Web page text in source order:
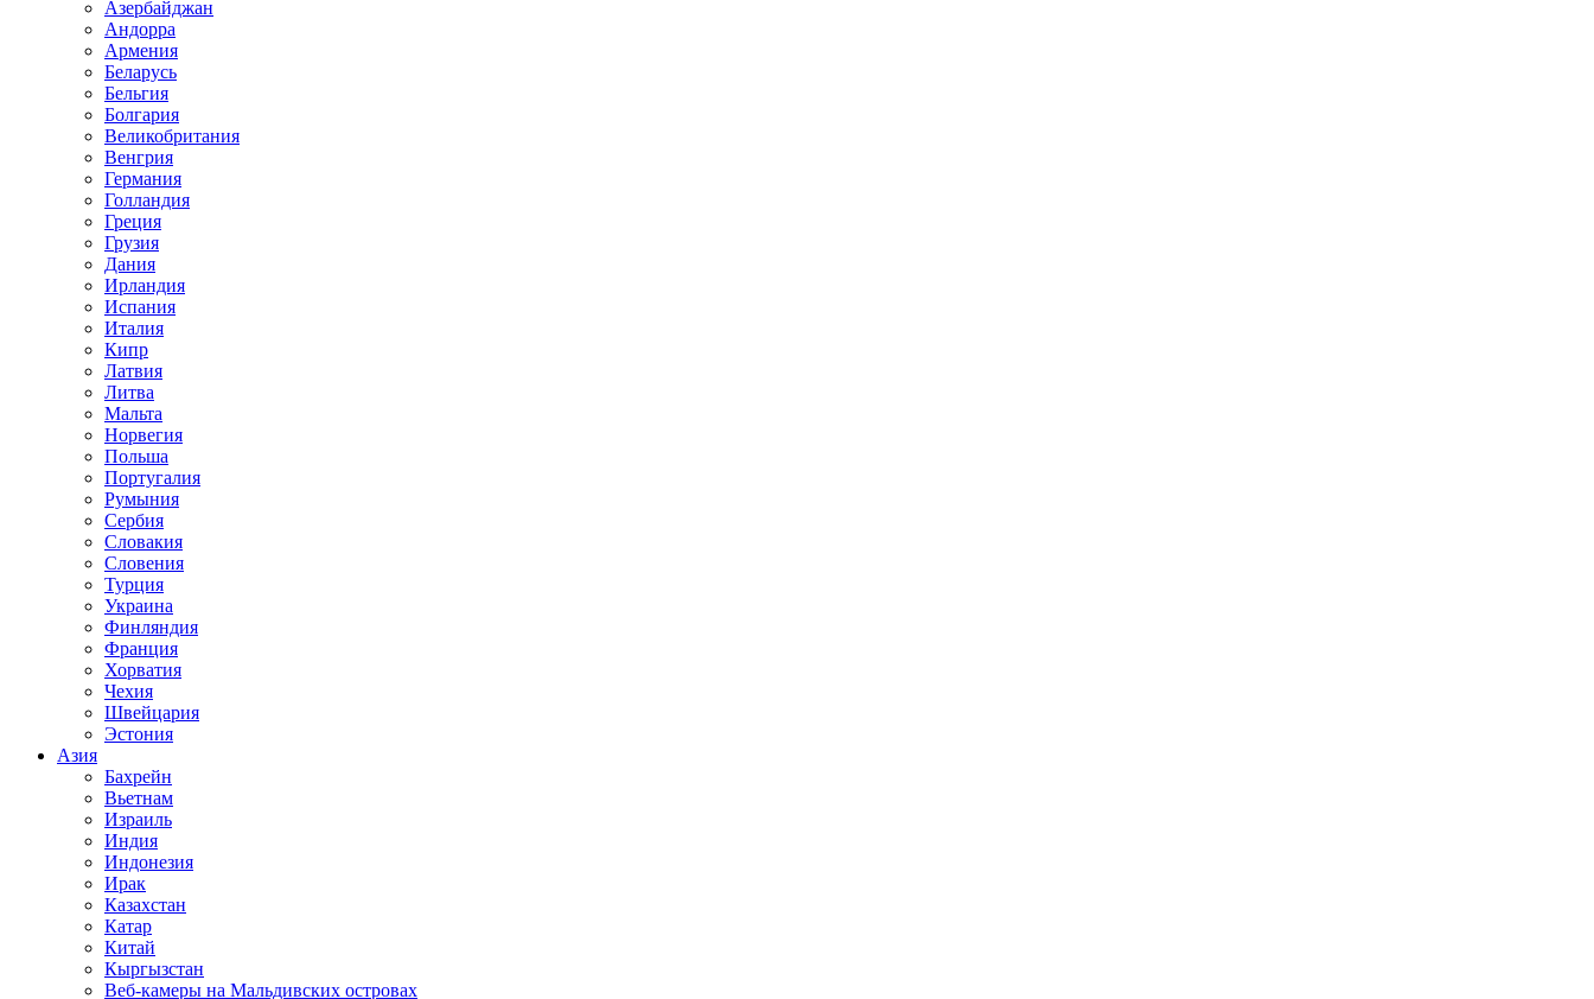
Азербайджан
Андорра
Армения
Беларусь
Бельгия
Болгария
Великобритания
Венгрия
Германия
Голландия
Греция
Грузия
Дания
Ирландия
Испания
Италия
Кипр
Латвия
Литва
Мальта
Норвегия
Польша
Португалия
Румыния
Сербия
Словакия
Словения
Турция
Украина
Финляндия
Франция
Хорватия
Чехия
Швейцария
Эстония
Азия
Бахрейн
Вьетнам
Израиль
Индия
Индонезия
Ирак
Казахстан
Катар
Китай
Кыргызстан
Веб-камеры на Мальдивских островах